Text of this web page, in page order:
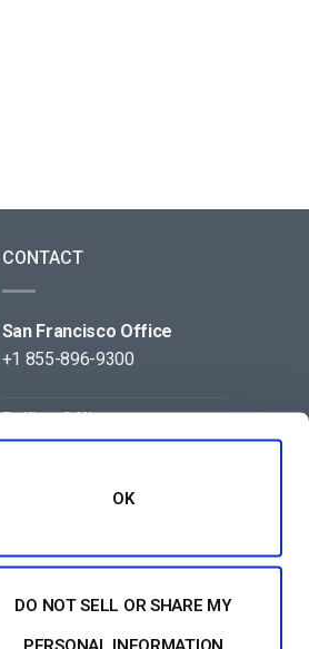
OK
DO NOT SELL OR SHARE MY
PERSONAL INFORMATION
CONTACT
San Francisco Office
+1 855-896-9300
Beijing Office
+86 105-123-5043